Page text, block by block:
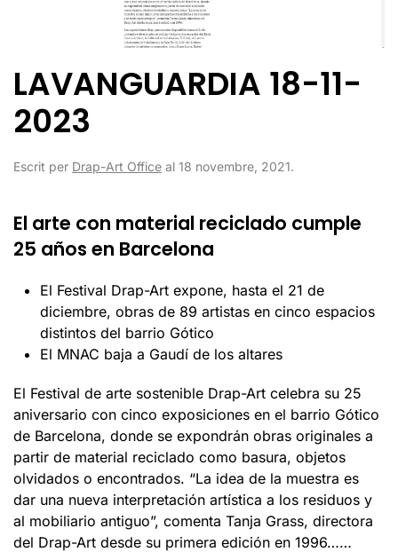
LAVANGUARDIA 18-11-
2023
Escrit per Drap-Art Office al 18 novembre, 2021.
El arte con material reciclado cumple
25 años en Barcelona
El Festival Drap-Art expone, hasta el 21 de
diciembre, obras de 89 artistas en cinco espacios
distintos del barrio Gótico
El MNAC baja a Gaudí de los altares
El Festival de arte sostenible Drap-Art celebra su 25
aniversario con cinco exposiciones en el barrio Gótico
de Barcelona, donde se expondrán obras originales a
partir de material reciclado como basura, objetos
olvidados o encontrados. “La idea de la muestra es
dar una nueva interpretación artística a los residuos y
al mobiliario antiguo”, comenta Tanja Grass, directora
del Drap-Art desde su primera edición en 1996……